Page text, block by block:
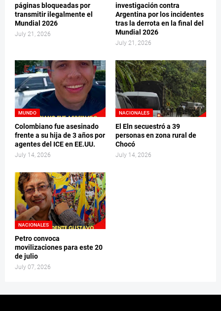
páginas bloqueadas por
transmitir ilegalmente el
Mundial 2026
July 21, 2026
investigación contra
Argentina por los incidentes
tras la derrota en la final del
Mundial 2026
July 21, 2026
MUNDO
Colombiano fue asesinado
frente a su hija de 3 años por
agentes del ICE en EE.UU.
July 14, 2026
NACIONALES
El Eln secuestró a 39
personas en zona rural de
Chocó
July 14, 2026
NACIONALES
Petro convoca
movilizaciones para este 20
de julio
July 07, 2026